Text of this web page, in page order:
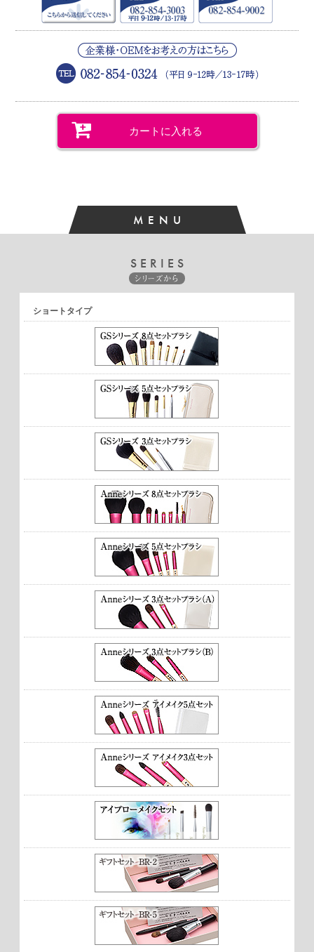
携帯用の筆ですが家でもライブ前にも毎日使ってるそうで
す。今までの筆とは全然違うと興奮気味に話してくれるのを
見て買って良かったです。
S.M様 （30代／女性） 2024/06
★★★★★【とても満足】
K.M様 （20代／男性） 2024/01
★★★★★【とても満足】
彼女へのプレゼント用に購入しました。値段だけの価値・品
質を実感していました。
K.O様 （50代／男性）
★★★★★【とても満足】
S.H様 （30代／男性）2022/09
★★★★★【とても満足】
プレゼント用に購入しました。とても喜んでもらえました。
2021/02
★★★★★【とても満足】
妻がとても使いやすいと言っております。
Y.K様 （50代／男性）2019/07
★★★★★【とても満足】
知人の就職祝いとして贈りましたが、以前から欲しかったも
のということで大変喜ばれました。また、携帯用であり持ち
運びに非常に便利でありがたいとのことでした。
カートに入れる
MENU
SERIES
シリーズから
ショートタイプ